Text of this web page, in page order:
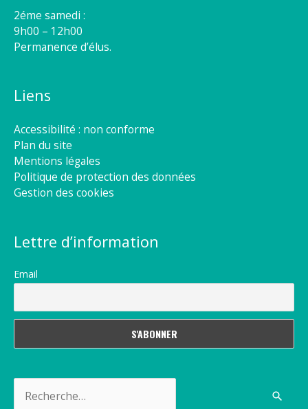
2éme samedi :
9h00 – 12h00
Permanence d’élus.
Liens
Accessibilité : non conforme
Plan du site
Mentions légales
Politique de protection des données
Gestion des cookies
Lettre d’information
Email